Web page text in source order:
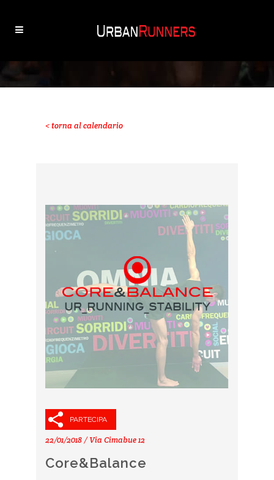
< torna al calendario
PARTECIPA
22/01/2018 / Via Cimabue 12
Core&Balance